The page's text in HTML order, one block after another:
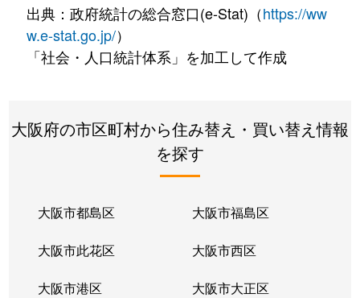
出典：政府統計の総合窓口(e-Stat)（https://ww
w.e-stat.go.jp/）
「社会・人口統計体系」を加工して作成
大阪府の市区町村から住み替え・買い替え情報
を探す
大阪市都島区 大阪市福島区
大阪市此花区 大阪市西区
大阪市港区 大阪市大正区